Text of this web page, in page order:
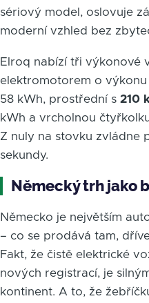
sériový model, oslovuje
moderní vzhled bez
Elroq nabízí tři výkonové
elektromotorem o výkonu
58 kWh, prostřední s 210
kWh a vrcholnou
Z nuly na stovku zvládne
sekundy.
Německý trh jako
Německo je největším
– co se prodává tam,
Fakt, že čistě elektrické
nových registrací, je
kontinent. A to, že